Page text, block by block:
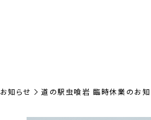
お知らせ 道の駅虫喰岩 臨時休業のお